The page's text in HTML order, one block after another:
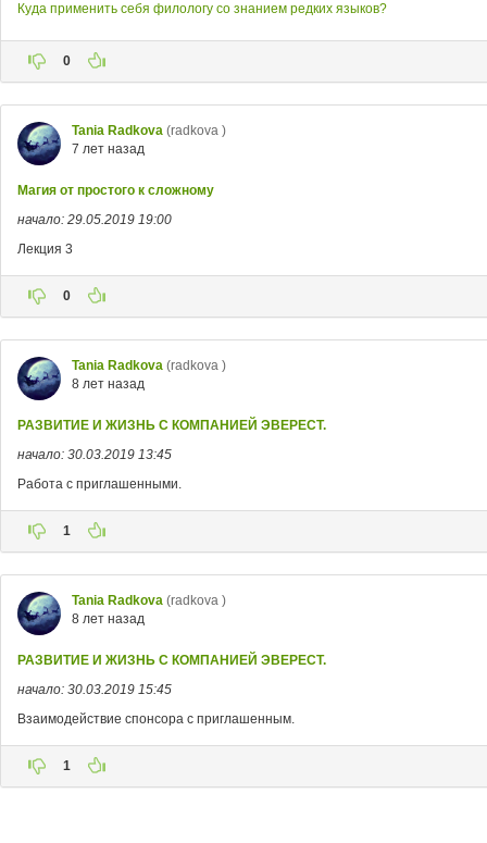
Куда применить себя филологу со знанием редких языков?
0
Tania Radkova (radkova )
7 лет назад
Магия от простого к сложному
начало: 29.05.2019 19:00
Лекция 3
0
Tania Radkova (radkova )
8 лет назад
РАЗВИТИЕ И ЖИЗНЬ С КОМПАНИЕЙ ЭВЕРЕСТ.
начало: 30.03.2019 13:45
Работа с приглашенными.
1
Tania Radkova (radkova )
8 лет назад
РАЗВИТИЕ И ЖИЗНЬ С КОМПАНИЕЙ ЭВЕРЕСТ.
начало: 30.03.2019 15:45
Взаимодействие спонсора с приглашенным.
1